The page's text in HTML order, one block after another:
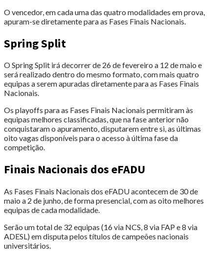
O vencedor, em cada uma das quatro modalidades em prova,
apuram-se diretamente para as Fases Finais Nacionais.
Spring Split
O Spring Split irá decorrer de 26 de fevereiro a 12 de maio e
será realizado dentro do mesmo formato, com mais quatro
equipas a serem apuradas diretamente para as Fases Finais
Nacionais.
Os playoffs para as Fases Finais Nacionais permitiram às
equipas melhores classificadas, que na fase anterior não
conquistaram o apuramento, disputarem entre si, as últimas
oito vagas disponíveis para o acesso à última fase da
competição.
Finais Nacionais dos eFADU
As Fases Finais Nacionais dos eFADU acontecem de 30 de
maio a 2 de junho, de forma presencial, com as oito melhores
equipas de cada modalidade.
Serão um total de 32 equipas (16 via NCS, 8 via FAP e 8 via
ADESL) em disputa pelos títulos de campeões nacionais
universitários.